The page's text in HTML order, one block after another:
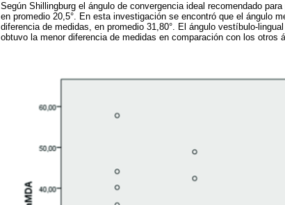
Según Shillingburg el ángulo de convergencia ideal recomendado
en promedio 20,5°. En esta investigación se encontró que el ángulo
diferencia de medidas, en promedio 31,80°. El ángulo vestíbulo-
obtuvo la menor diferencia de medidas en comparación con los otros